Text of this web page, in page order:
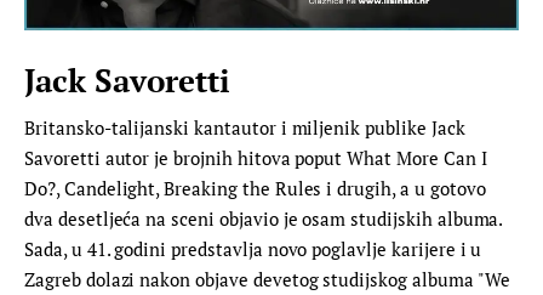
Jack Savoretti
Britansko-talijanski kantautor i miljenik publike Jack
Savoretti autor je brojnih hitova poput What More Can I
Do?, Candelight, Breaking the Rules i drugih, a u gotovo
dva desetljeća na sceni objavio je osam studijskih albuma.
Sada, u 41. godini predstavlja novo poglavlje karijere i u
Zagreb dolazi nakon objave devetog studijskog albuma "We